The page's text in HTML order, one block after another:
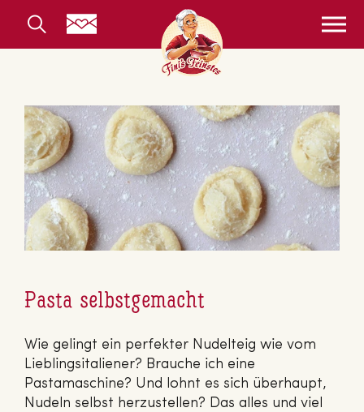
Pasta selbstgemacht
Wie gelingt ein perfekter Nudelteig wie vom
Lieblingsitaliener? Brauche ich eine
Pastamaschine? Und lohnt es sich überhaupt,
Nudeln selbst herzustellen? Das alles und viel